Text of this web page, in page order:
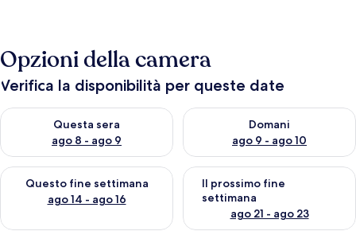
Opzioni della camera
Verifica la disponibilità per queste date
Questa sera
ago 8 - ago 9
Verifica la disponibilità per questa sera, ago 8 - ago 9
Domani
ago 9 - ago 10
Verifica la disponibilità per
Questo fine settimana
ago 14 - ago 16
Verifica la disponibilità per questo fine settimana, ago 14 -
Il prossimo fine
settimana
ago 21 - ago 23
Verifica la disponibilità per il